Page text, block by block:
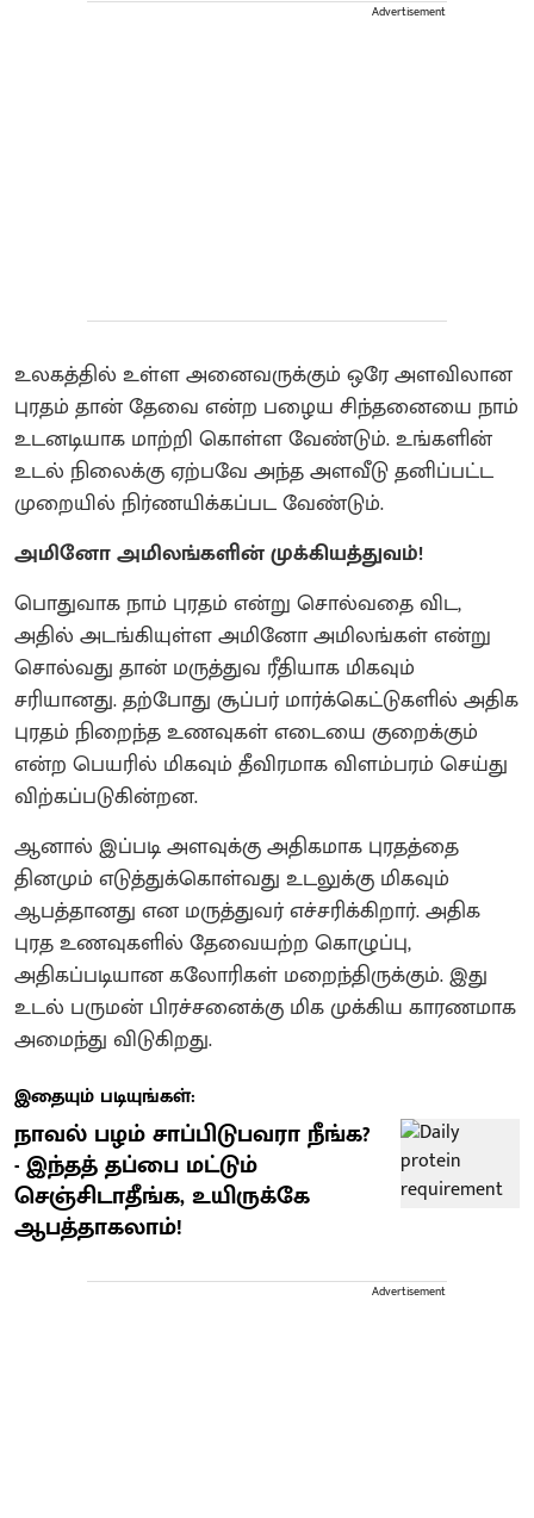
Advertisement
உலகத்தில் உள்ள அனைவருக்கும் ஒரே அளவிலான
புரதம் தான் தேவை என்ற பழைய சிந்தனையை நாம்
உடனடியாக மாற்றி கொள்ள வேண்டும். உங்களின்
உடல் நிலைக்கு ஏற்பவே அந்த அளவீடு தனிப்பட்ட
முறையில் நிர்ணயிக்கப்பட வேண்டும்.
அமினோ அமிலங்களின் முக்கியத்துவம்!
பொதுவாக நாம் புரதம் என்று சொல்வதை விட,
அதில் அடங்கியுள்ள அமினோ அமிலங்கள் என்று
சொல்வது தான் மருத்துவ ரீதியாக மிகவும்
சரியானது. தற்போது சூப்பர் மார்க்கெட்டுகளில் அதிக
புரதம் நிறைந்த உணவுகள் எடையை குறைக்கும்
என்ற பெயரில் மிகவும் தீவிரமாக விளம்பரம் செய்து
விற்கப்படுகின்றன.
ஆனால் இப்படி அளவுக்கு அதிகமாக புரதத்தை
தினமும் எடுத்துக்கொள்வது உடலுக்கு மிகவும்
ஆபத்தானது என மருத்துவர் எச்சரிக்கிறார். அதிக
புரத உணவுகளில் தேவையற்ற கொழுப்பு,
அதிகப்படியான கலோரிகள் மறைந்திருக்கும். இது
உடல் பருமன் பிரச்சனைக்கு மிக முக்கிய காரணமாக
அமைந்து விடுகிறது.
இதையும் படியுங்கள்:
நாவல் பழம் சாப்பிடுபவரா நீங்க?
- இந்தத் தப்பை மட்டும்
செஞ்சிடாதீங்க, உயிருக்கே
ஆபத்தாகலாம்!
Advertisement